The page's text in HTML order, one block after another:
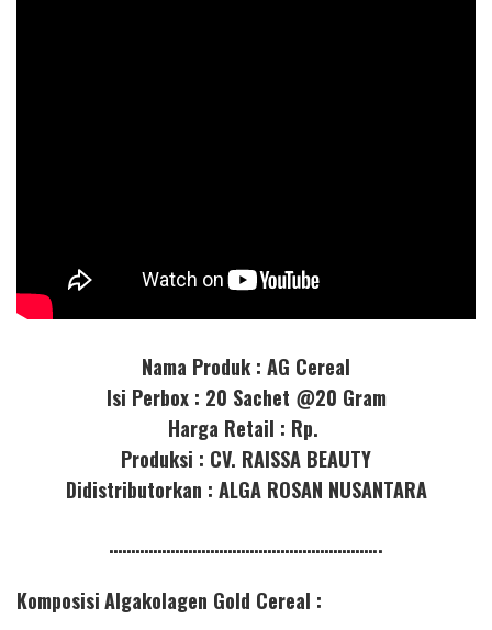
Nama Produk : AG Cereal
Isi Perbox : 20 Sachet @20 Gram
Harga Retail : Rp.
Produksi : CV. RAISSA BEAUTY
Didistributorkan : ALGA ROSAN NUSANTARA
……………………………………………………..
KomposisiAlgakolagen Gold Cereal :